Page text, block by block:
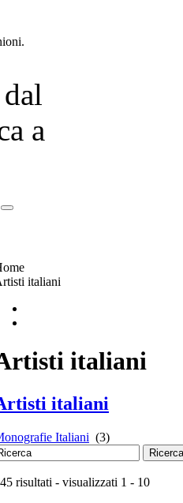
italiani
italiani
italiani
Italiani (3)
Ricerca
risultati - visualizzati 1 - 10